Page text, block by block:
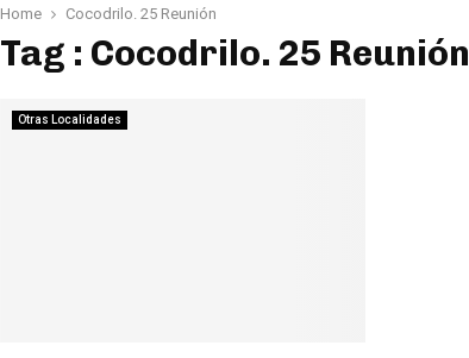
Home Cocodrilo. 25 Reunión
Tag : Cocodrilo. 25 Reunión
Otras Localidades